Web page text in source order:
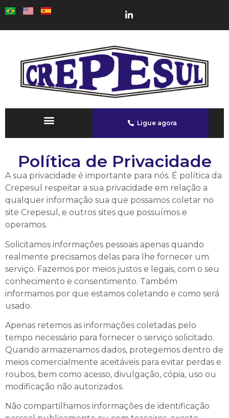
Ligue agora
Política de Privacidade
A sua privacidade é importante para nós. É política da
Crepesul respeitar a sua privacidade em relação a
qualquer informação sua que possamos coletar no
site Crepesul, e outros sites que possuímos e
operamos.
Solicitamos informações pessoais apenas quando
realmente precisamos delas para lhe fornecer um
serviço. Fazemos por meios justos e legais, com o seu
conhecimento e consentimento. Também
informamos por que estamos coletando e como será
usado.
Apenas retemos as informações coletadas pelo
tempo necessário para fornecer o serviço solicitado.
Quando armazenamos dados, protegemos dentro de
meios comercialmente aceitáveis ​​para evitar perdas e
roubos, bem como acesso, divulgação, cópia, uso ou
modificação não autorizados.
Não compartilhamos informações de identificação